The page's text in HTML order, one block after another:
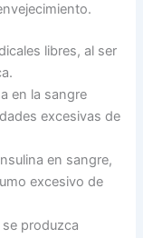
libres, al ser
en la sangre
excesivas de
en sangre,
excesivo de
produzca